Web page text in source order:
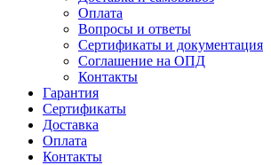
Оплата
Вопросы и ответы
Сертификаты и документация
Соглашение на ОПД
Контакты
Гарантия
Сертификаты
Доставка
Оплата
Контакты